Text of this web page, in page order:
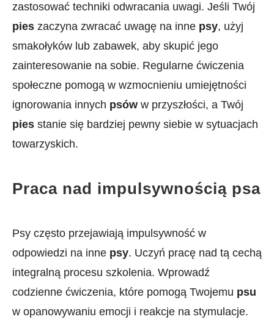
zastosować ​techniki odwracania‍ uwagi. Jeśli Twój
pies ⁣zaczyna zwracać uwagę na inne psy, użyj
smakołyków lub zabawek, aby skupić jego
‍zainteresowanie na sobie. ⁤Regularne ćwiczenia
społeczne pomogą w ⁤wzmocnieniu ⁤umiejętności
ignorowania ​innych psów w przyszłości, a Twój
pies stanie się bardziej pewny‌ siebie w sytuacjach
towarzyskich.
Praca nad impulsywnością psa
Psy często⁢ przejawiają impulsywność⁤ w
odpowiedzi na inne psy. Uczyń pracę nad tą cechą
‌integralną procesu szkolenia. Wprowadź
codzienne ćwiczenia, które pomogą Twojemu psu
w opanowywaniu emocji i ⁣reakcje na stymulacje.